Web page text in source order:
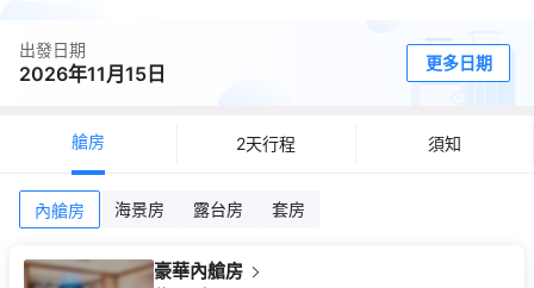
出發日期
2026年11月15日 更多日期
艙房 2天行程 須知
內艙房 海景房 露台房 套房
豪華內艙房